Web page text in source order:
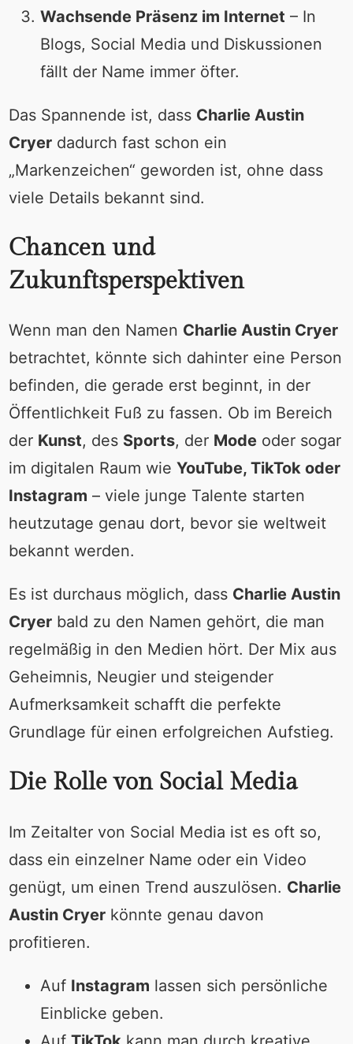
Wachsende Präsenz im Internet – In
Blogs, Social Media und Diskussionen
fällt der Name immer öfter.
Das Spannende ist, dass Charlie Austin
Cryerdadurch fast schon ein
„Markenzeichen“ geworden ist, ohne dass
viele Details bekannt sind.
Chancen und
Zukunftsperspektiven
Wenn man den Namen Charlie Austin Cryer
betrachtet, könnte sich dahinter eine Person
befinden, die gerade erst beginnt, in der
Öffentlichkeit Fuß zu fassen. Ob im Bereich
der Kunst, des Sports, der Modeoder sogar
im digitalen Raum wie YouTube, TikTok oder
Instagram – viele junge Talente starten
heutzutage genau dort, bevor sie weltweit
bekannt werden.
Es ist durchaus möglich, dass Charlie Austin
Cryerbald zu den Namen gehört, die man
regelmäßig in den Medien hört. Der Mix aus
Geheimnis, Neugier und steigender
Aufmerksamkeit schafft die perfekte
Grundlage für einen erfolgreichen Aufstieg.
Die Rolle von Social Media
Im Zeitalter von Social Media ist es oft so,
dass ein einzelner Name oder ein Video
genügt, um einen Trend auszulösen. Charlie
Austin Cryerkönnte genau davon
profitieren.
Auf Instagram lassen sich persönliche
Einblicke geben.